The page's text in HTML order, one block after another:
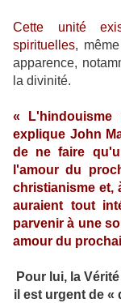
Cette unité
spirituelles,
apparence,
la divinité.
«
explique John
de ne faire
l'amour du
christianisme et,
auraient tout
parvenir à une
amour du
Pour lui, la
il est urgent de «